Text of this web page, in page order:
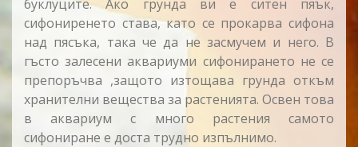
буклуците. Ако грунда ви е ситен пяък,
сифониренето става, като се прокарва сифона
над пясъка, така че да не засмучем и него. В
гъсто залесени аквариуми сифонирането не се
препоръчва ,защото изтощава грунда откъм
хранителни вещества за растенията. Освен това
в аквариум с много растения самото
сифониране е доста трудно изпълнимо.